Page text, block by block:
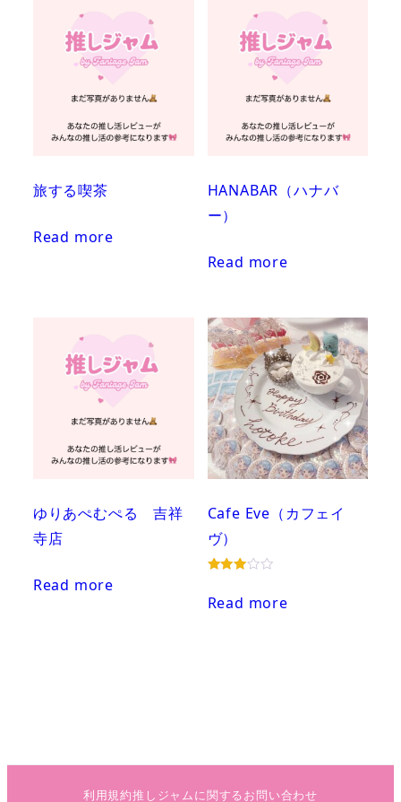
旅する喫茶
Read more
HANABAR（ハナバ
ー）
Read more
ゆりあぺむぺる 吉祥
寺店
Read more
Cafe Eve（カフェイ
ヴ）
out of
Read more
利用規約推しジャムに関するお問い合わせ